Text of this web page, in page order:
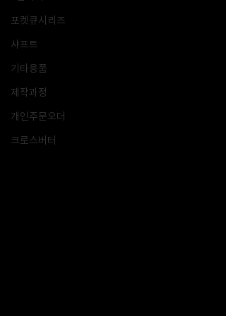
포켓큐시리즈
샤프트
기타용품
제작과정
개인주문오더
크로스버터